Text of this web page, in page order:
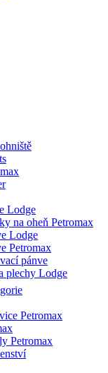
Lodge
na oheň Petromax
Lodge
Petromax
pánve
plechy Lodge
Petromax
Petromax